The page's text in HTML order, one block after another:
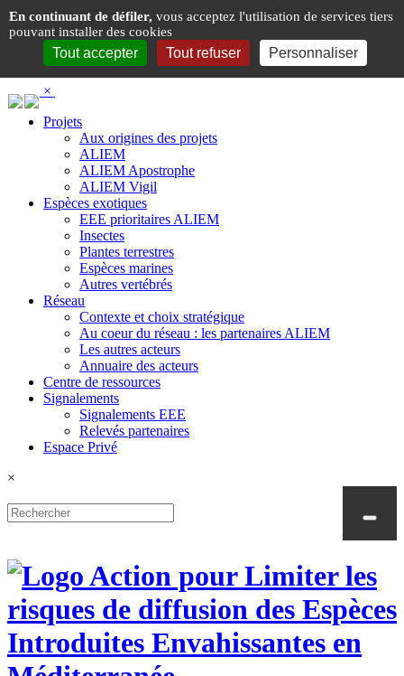
×
Projets
Aux origines des projets
ALIEM
ALIEM Apostrophe
ALIEM Vigil
Espèces exotiques
EEE prioritaires ALIEM
Insectes
Plantes terrestres
Espèces marines
Autres vertébrés
Réseau
Contexte et choix stratégique
Au coeur du réseau : les partenaires ALIEM
Les autres acteurs
Annuaire des acteurs
Centre de ressources
Signalements
Signalements EEE
Relevés partenaires
Espace Privé
×
Panneau de gestion des cookies
En continuant de défiler, vous acceptez l'utilisation de services tiers
pouvant installer des cookies
Tout accepter Tout refuser Personnaliser